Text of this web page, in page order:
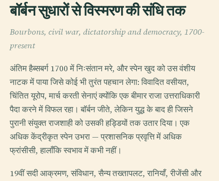
बॉर्बन सुधारों से विस्मरण की संधि तक
Bourbons, civil war, dictatorship and democracy, 1700-
present
अंतिम हैब्सबर्ग 1700 में निःसंतान मरे, और स्पेन खुद को उस वंशीय
नाटक में पाया जिसे कोई भी तुरंत पहचान लेगा: विवादित वसीयत,
चिंतित यूरोप, मार्च करती सेनाएं क्योंकि एक बीमार राजा उत्तराधिकारी
पैदा करने में विफल रहा। बॉर्बन जीते, लेकिन युद्ध के बाद ही जिसने
पुरानी संयुक्त राजशाही को उसकी हड्डियों तक उतार दिया। एक
अधिक केंद्रीकृत स्पेन उभरा — प्रशासनिक प्रवृत्ति में अधिक
फ्रांसीसी, हालाँकि स्वभाव में कभी नहीं।
19वीं सदी आक्रमण, संविधान, सैन्य तख्तापलट, रानियाँ, रीजेंसी और